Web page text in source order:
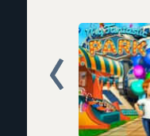
Prev